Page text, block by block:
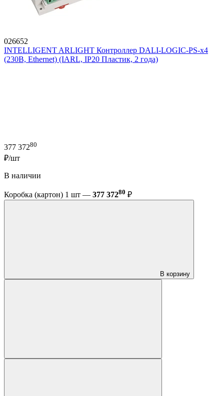
026652
INTELLIGENT ARLIGHT Контроллер DALI-LOGIC-PS-x4
(230B, Ethernet) (IARL, IP20 Пластик, 2 года)
377 37280
₽/шт
В наличии
Коробка (картон) 1 шт — 377 37280 ₽
В корзину